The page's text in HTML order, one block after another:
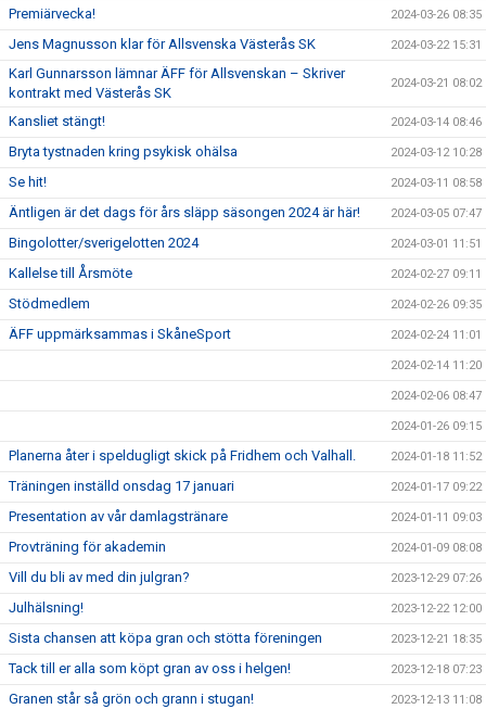
Premiärvecka! 2024-03-26 08:35
Jens Magnusson klar för Allsvenska Västerås SK 2024-03-22 15:31
Karl Gunnarsson lämnar ÄFF för Allsvenskan – Skriver
kontrakt med Västerås SK
2024-03-21 08:02
Kansliet stängt! 2024-03-14 08:46
Bryta tystnaden kring psykisk ohälsa 2024-03-12 10:28
Se hit! 2024-03-11 08:58
Äntligen är det dags för års släpp säsongen 2024 är här! 2024-03-05 07:47
Bingolotter/sverigelotten 2024 2024-03-01 11:51
Kallelse till Årsmöte 2024-02-27 09:11
Stödmedlem 2024-02-26 09:35
ÄFF uppmärksammas i SkåneSport 2024-02-24 11:01
2024-02-14 11:20
2024-02-06 08:47
2024-01-26 09:15
Planerna åter i speldugligt skick på Fridhem och Valhall. 2024-01-18 11:52
Träningen inställd onsdag 17 januari 2024-01-17 09:22
Presentation av vår damlagstränare 2024-01-11 09:03
Provträning för akademin 2024-01-09 08:08
Vill du bli av med din julgran? 2023-12-29 07:26
Julhälsning! 2023-12-22 12:00
Sista chansen att köpa gran och stötta föreningen 2023-12-21 18:35
Tack till er alla som köpt gran av oss i helgen! 2023-12-18 07:23
Granen står så grön och grann i stugan! 2023-12-13 11:08